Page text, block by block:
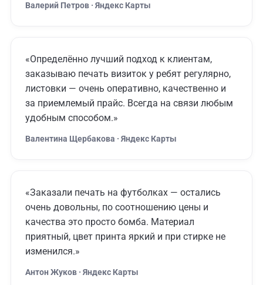
Валерий Петров · Яндекс Карты
«Определённо лучший подход к клиентам,
заказываю печать визиток у ребят регулярно,
листовки — очень оперативно, качественно и
за приемлемый прайс. Всегда на связи любым
удобным способом.»
Валентина Щербакова · Яндекс Карты
«Заказали печать на футболках — остались
очень довольны, по соотношению цены и
качества это просто бомба. Материал
приятный, цвет принта яркий и при стирке не
изменился.»
Антон Жуков · Яндекс Карты